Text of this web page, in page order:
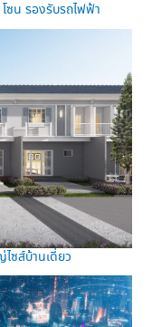
ซน รองรับรถไฟฟ้า
ซส์บ้านเดี่ยว